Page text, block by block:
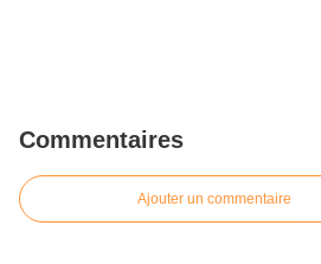
Commentaires
Ajouter un commentaire